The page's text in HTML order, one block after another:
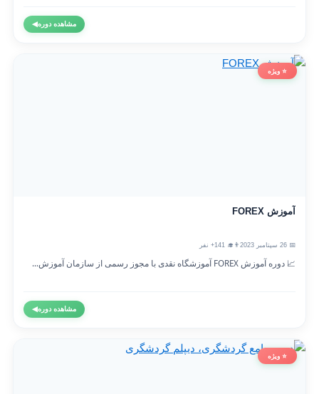
مشاهده دوره◀
⭐ ویژه
آموزش FOREX
👨‍🎓 141+ نفر
📈 دوره آموزش FOREX آموزشگاه نقدی با مجوز رسمی از سازمان آموزش...
مشاهده دوره◀
⭐ ویژه